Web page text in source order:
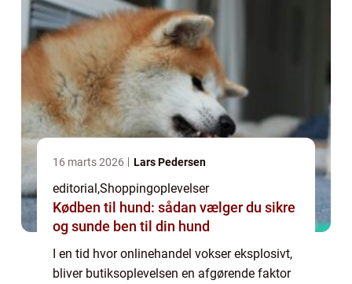
16 marts 2026 Lars Pedersen
editorial,Shoppingoplevelser
Kødben til hund: sådan vælger du sikre
og sunde ben til din hund
I en tid hvor onlinehandel vokser eksplosivt,
bliver butiksoplevelsen en afgørende faktor